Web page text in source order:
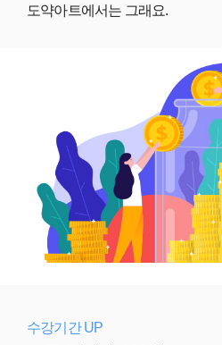
도약아트에서는 그래요.
수강기간 UP